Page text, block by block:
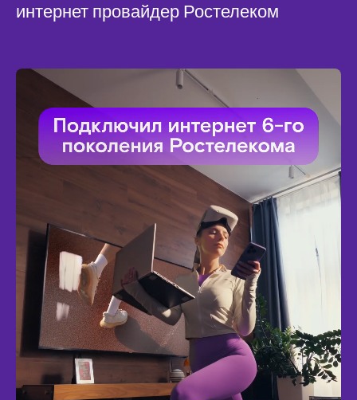
интернет провайдер Ростелеком